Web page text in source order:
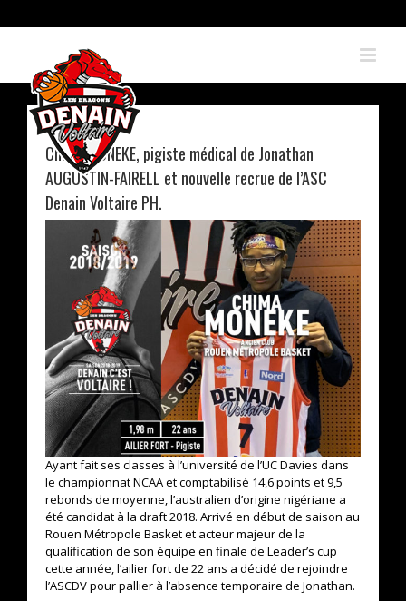
to
Chima MONEKE, pigiste médical de Jonathan
AUGUSTIN-FAIRELL et nouvelle recrue de l’ASC
Denain Voltaire PH.
Ayant fait ses classes à l’université de l’UC Davies dans
le championnat NCAA et comptabilisé 14,6 points et 9,5
rebonds de moyenne, l’australien d’origine nigériane a
été candidat à la draft 2018. Arrivé en début de saison au
Rouen Métropole Basket et acteur majeur de la
qualification de son équipe en finale de Leader’s cup
cette année, l’ailier fort de 22 ans a décidé de rejoindre
l’ASCDV pour pallier à l’absence temporaire de Jonathan.